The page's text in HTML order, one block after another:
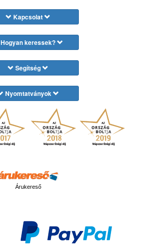
Kapcsolat
Hogyan keressek?
Segítség
Nyomtatványok
Árukereső